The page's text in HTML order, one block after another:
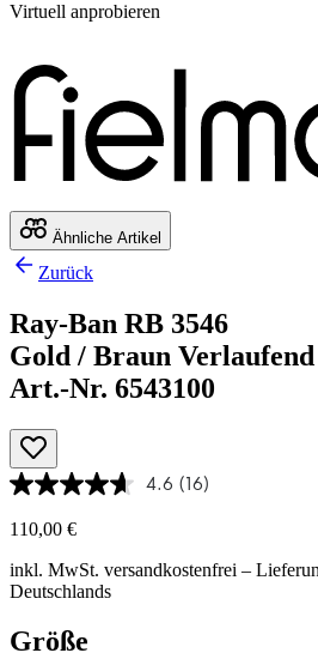
Virtuell anprobieren
Ähnliche Artikel
Zurück
Ray-Ban RB 3546
Gold / Braun Verlaufend
Art.-Nr. 6543100
4.6 (16)
110,00 €
inkl. MwSt. versandkostenfrei –
Deutschlands
Größe